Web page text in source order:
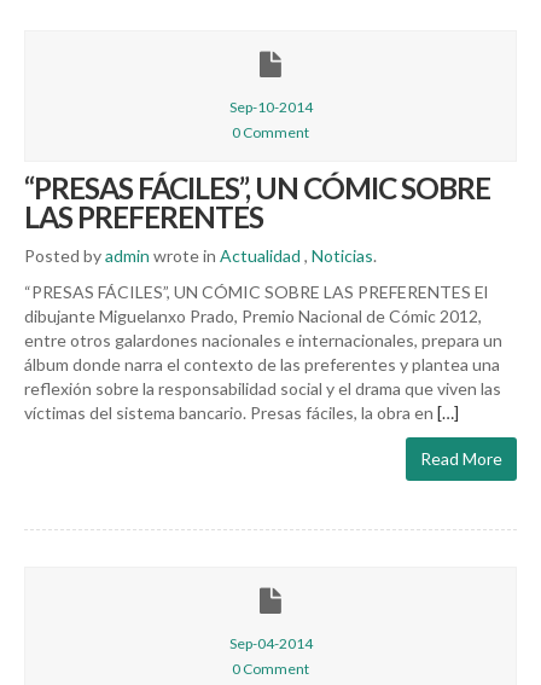
Sep-10-2014
0 Comment
“PRESAS FÁCILES”, UN CÓMIC SOBRE
LAS PREFERENTES
Posted byadmin wrote in Actualidad , Noticias.
“PRESAS FÁCILES”, UN CÓMIC SOBRE LAS PREFERENTES El
dibujante Miguelanxo Prado, Premio Nacional de Cómic 2012,
entre otros galardones nacionales e internacionales, prepara un
álbum donde narra el contexto de las preferentes y plantea una
reflexión sobre la responsabilidad social y el drama que viven las
víctimas del sistema bancario. Presas fáciles, la obra en […]
Read More
Sep-04-2014
0 Comment